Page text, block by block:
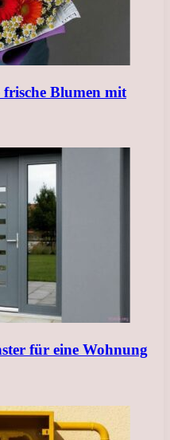
frische Blumen mit
für eine Wohnung